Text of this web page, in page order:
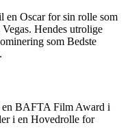
en Oscar for sin rolle som
Hendes utrolige
som Bedste
en BAFTA Film Award i
i en Hovedrolle for